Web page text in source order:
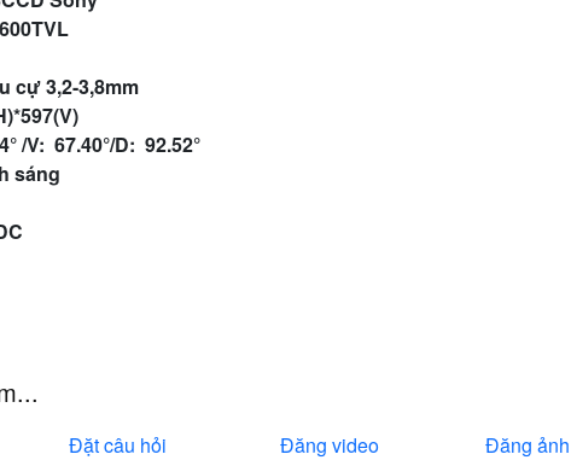
cự 3,2-3,8mm
/V: 67.40°/D: 92.52°
sáng
Đặt câu hỏi Đăng video Đăng ảnh